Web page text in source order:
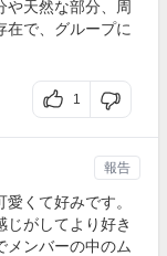
や天然な部分、周
在で、グループに
1
くて好みです。
じがしてより好き
メンバーの中のム
報告